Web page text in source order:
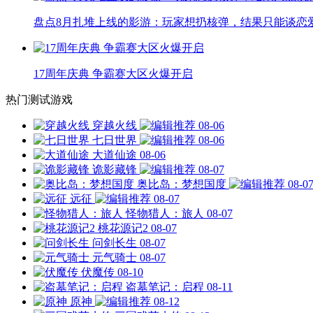
盘点8月扎堆上线的影游：玩家想扔核弹，结果只能谈恋
17周年庆典 争霸赛大区火爆开启
热门测试游戏
穿越火线
08-06
七日世界
08-06
大道仙途 08-06
诡影藏锋
08-07
奥比岛：梦想国度
08-07
远征
08-07
怪物猎人：旅人 08-07
桃花源记2 08-07
问剑长生 08-07
元气骑士 08-07
伏魔传 08-10
盗墓笔记：启程 08-11
原神
08-12